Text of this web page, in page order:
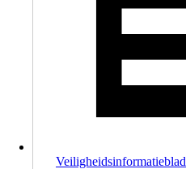
Veiligheidsinformatieblad